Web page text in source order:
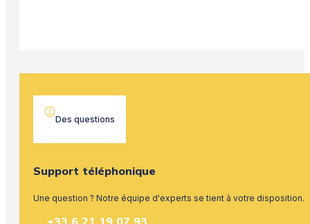
Des questions
Support téléphonique
Une question ? Notre équipe d'experts se tient à votre disposition.
+33 6 21 19 07 93